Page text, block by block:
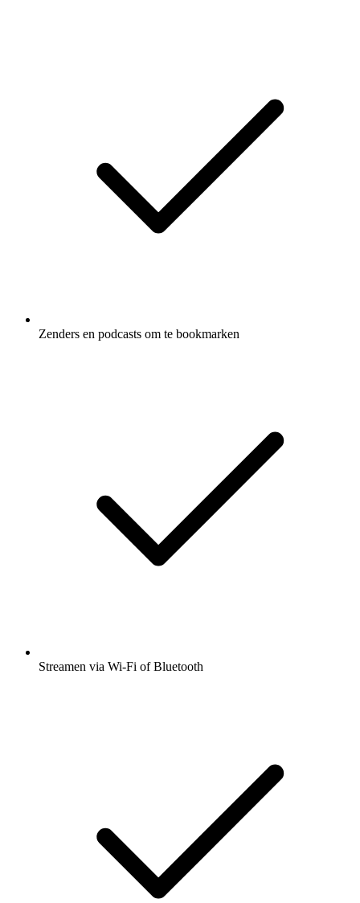
Zenders en podcasts om te bookmarken
Streamen via Wi-Fi of Bluetooth